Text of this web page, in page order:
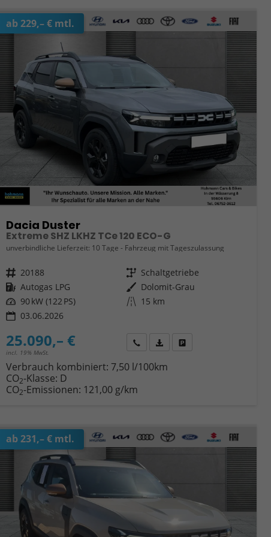
ab 229,– € mtl.
Dacia Duster
Extreme SHZ LKHZ TCe 120 ECO-G
unverbindliche Lieferzeit: 10 Tage Fahrzeug mit Tageszulassung
Fahrzeugnr. 20188 Getriebe Schaltgetriebe
Kraftstoff Autogas LPG Außenfarbe Dolomit-Grau
Leistung 90 kW (122 PS) Kilometerstand 15 km
03.06.2026
25.090,– €
incl. 19% MwSt.
Wir rufen Sie an
Fahrzeugexposé (PDF)
Fahrzeug parken
Verbrauch kombiniert: 7,50 l/100km
CO2-Klasse: D
CO2-Emissionen: 121,00 g/km
ab 231,– € mtl.